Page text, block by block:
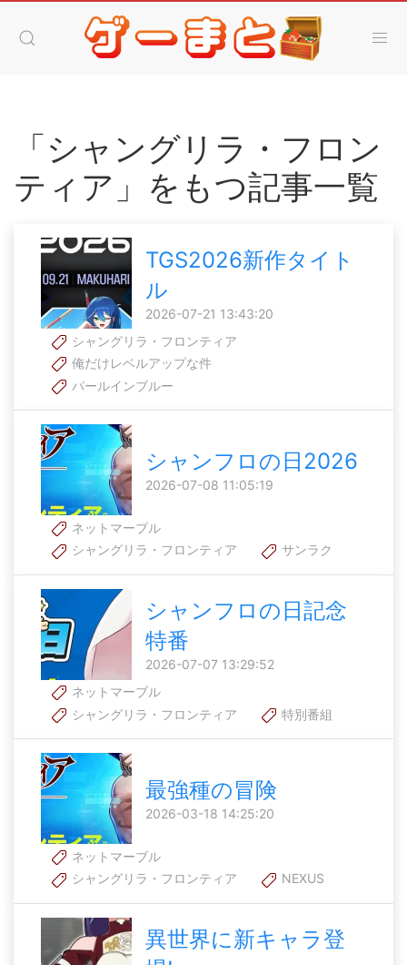
「シャングリラ・フロン
ティア」をもつ記事一覧
TGS2026新作タイト
ル
2026-07-21 13:43:20
シャングリラ・フロンティア
俺だけレベルアップな件
パールインブルー
シャンフロの日2026
2026-07-08 11:05:19
ネットマーブル
シャングリラ・フロンティア
サンラク
シャンフロの日記念
特番
2026-07-07 13:29:52
ネットマーブル
シャングリラ・フロンティア
特別番組
最強種の冒険
2026-03-18 14:25:20
ネットマーブル
シャングリラ・フロンティア
NEXUS
異世界に新キャラ登